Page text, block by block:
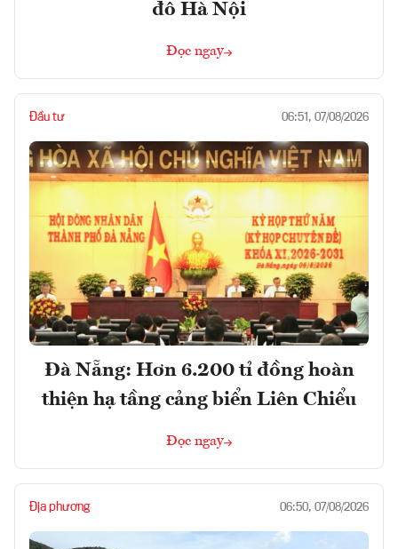
đô Hà Nội
Đọc ngay
Đầu tư 06:51, 07/08/2026
Đà Nẵng: Hơn 6.200 tỉ đồng hoàn
thiện hạ tầng cảng biển Liên Chiểu
Đọc ngay
Địa phương 06:50, 07/08/2026